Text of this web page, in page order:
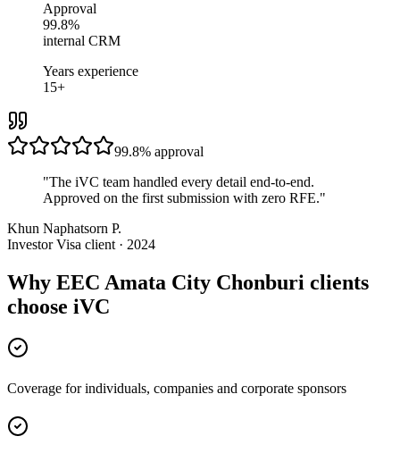
Approval
99.8%
internal CRM
Years experience
15+
99.8% approval
"The iVC team handled every detail end-to-end.
Approved on the first submission with zero RFE."
Khun Naphatsorn P.
Investor Visa client · 2024
Why EEC Amata City Chonburi clients
choose iVC
Coverage for individuals, companies and corporate sponsors